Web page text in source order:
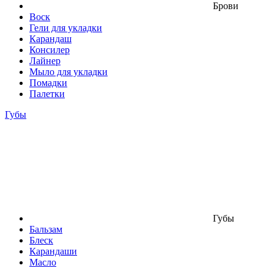
Брови
Воск
Гели для укладки
Карандаш
Консилер
Лайнер
Мыло для укладки
Помадки
Палетки
Губы
Губы
Бальзам
Блеск
Карандаши
Масло